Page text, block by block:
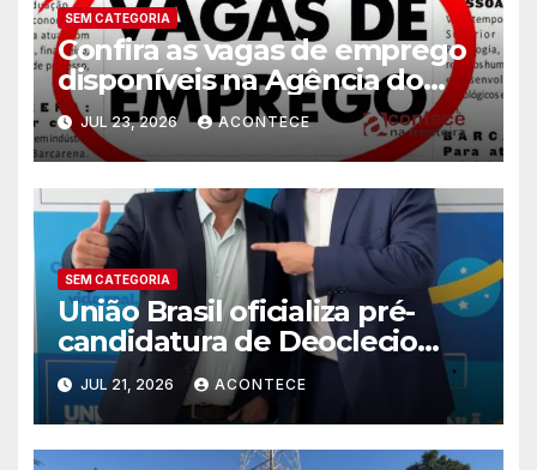
SEM CATEGORIA
Confira as vagas de emprego
disponíveis na Agência do
Trabalhador
JUL 23, 2026 ACONTECE
SEM CATEGORIA
União Brasil oficializa pré-
candidatura de Deoclecio
Duarte a deputado estadual
JUL 21, 2026 ACONTECE